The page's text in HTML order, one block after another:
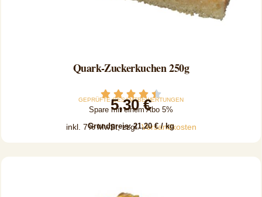
Quark-Zuckerkuchen 250g
GEPRÜFTE GESAMTBEWERTUNGEN
5,30€
Spare mit einem Abo 5%
inkl. 7% MwSt, zzgl.Versandkosten
Grundpreis:21,20€/kg